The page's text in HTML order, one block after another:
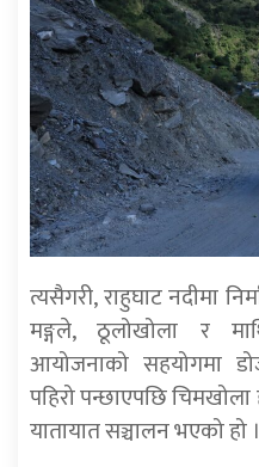
त्यसैगरी, राहुघाट नदीमा
मङ्गले, ठूलोखोला र
आयोजनाको सहयोगमा
पहिरो पन्छाएपछि
यातायात सञ्चालन भएको हो ।